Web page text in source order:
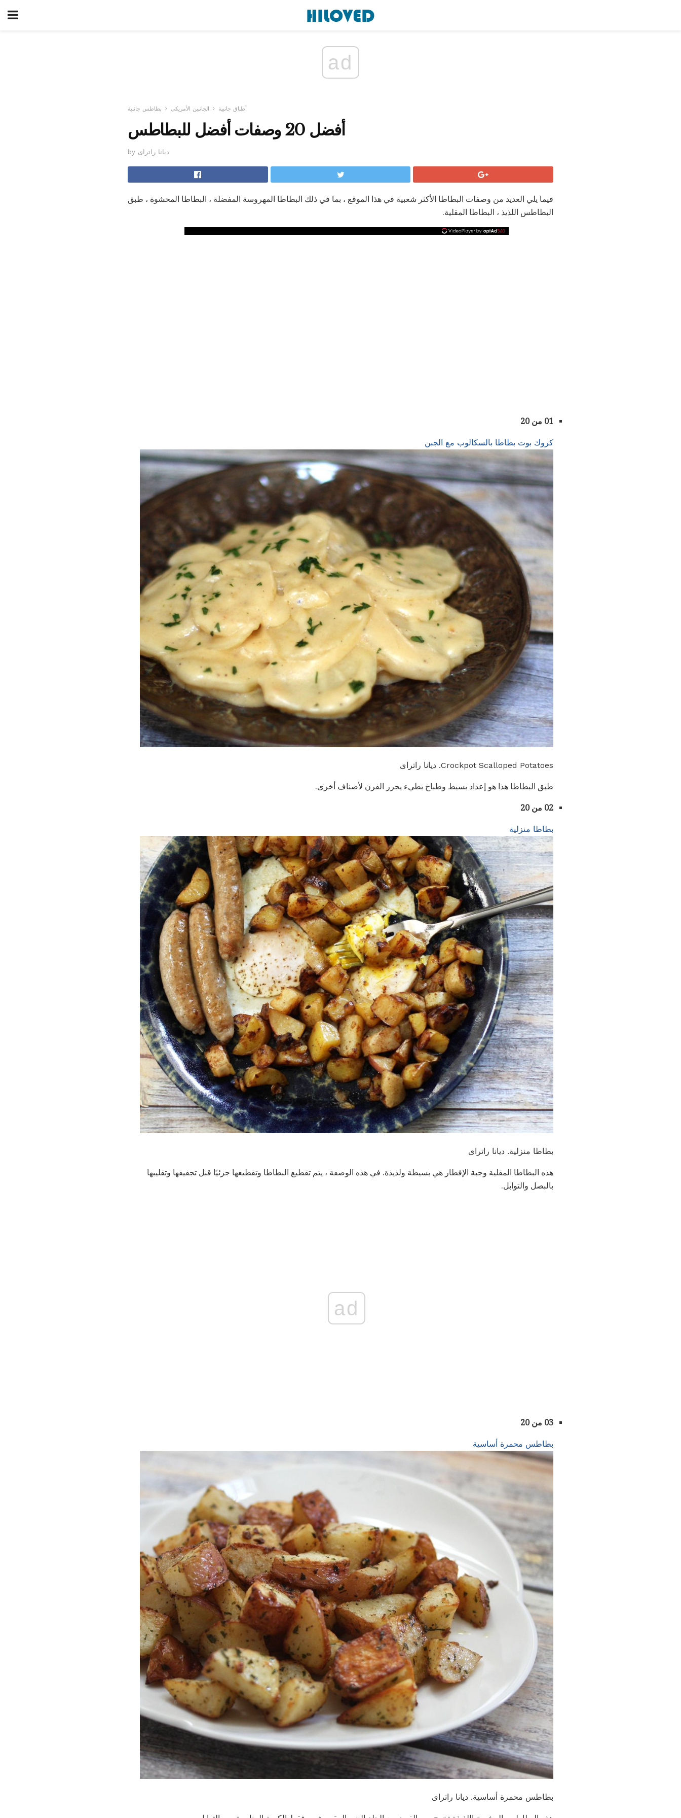
ad
أطباق جانبية الجانبين الأمريكي بطاطس جانبية
أفضل 20 وصفات أفضل للبطاطس
by ديانا راتراى
فيما يلي العديد من وصفات البطاطا الأكثر شعبية في هذا الموقع ، بما في ذلك البطاطا المهروسة المفضلة ، البطاطا المحشوة ، طبق
البطاطس اللذيذ ، البطاطا المقلية.
01 من 20
كروك بوت بطاطا بالسكالوب مع الجبن
Crockpot Scalloped Potatoes. ديانا راتراى
طبق البطاطا هذا هو إعداد بسيط وطباخ بطيء يحرر الفرن لأصناف أخرى.
02 من 20
بطاطا منزلية
بطاطا منزلية. ديانا راتراى
هذه البطاطا المقلية وجبة الإفطار هي بسيطة ولذيذة. في هذه الوصفة ، يتم تقطيع البطاطا وتقطيعها جزئيًا قبل تجفيفها وتقليبها
بالبصل والتوابل.
ad
03 من 20
بطاطس محمرة أساسية
بطاطس محمرة أساسية. ديانا راتراى